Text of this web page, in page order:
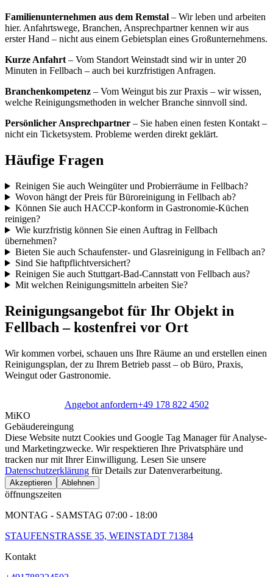
Familienunternehmen aus dem Remstal – Wir leben und arbeiten
hier. Anfahrtswege, Branchen, Ansprechpartner kennen wir aus
erster Hand – nicht aus einem Gebietsplan eines Großunternehmens.
Kurze Anfahrt – Vom Standort Weinstadt sind wir in unter 20
Minuten in Fellbach – auch bei kurzfristigen Anfragen.
Branchenkompetenz – Vom Weingut bis zur Praxis – wir wissen,
welche Reinigungsmethoden in welcher Branche sinnvoll sind.
Persönlicher Ansprechpartner – Sie haben einen festen Kontakt –
nicht ein Ticketsystem. Probleme werden direkt geklärt.
Häufige Fragen
Reinigen Sie auch Weingüter und Probierräume in Fellbach?
Wovon hängt der Preis für Büroreinigung in Fellbach ab?
Können Sie auch HACCP-konform in Gastronomie-Küchen
reinigen?
Wie kurzfristig können Sie einen Auftrag in Fellbach
übernehmen?
Bieten Sie auch Schaufenster- und Glasreinigung in Fellbach an?
Sind Sie haftpflichtversichert?
Reinigen Sie auch Stuttgart-Bad-Cannstatt von Fellbach aus?
Mit welchen Reinigungsmitteln arbeiten Sie?
Reinigungsangebot für Ihr Objekt in
Fellbach – kostenfrei vor Ort
Wir kommen vorbei, schauen uns Ihre Räume an und erstellen einen
Reinigungsplan, der zu Ihrem Betrieb passt – ob Büro, Praxis,
Weingut oder Gastronomie.
Angebot anfordern+49 178 822 4502
MiKO
Gebäudereingung
Diese Website nutzt Cookies und Google Tag Manager für Analyse-
und Marketingzwecke. Wir respektieren Ihre Privatsphäre und
tracken nur mit Ihrer Einwilligung. Lesen Sie unsere
Datenschutzerklärung für Details zur Datenverarbeitung.
Akzeptieren Ablehnen
öffnungszeiten
MONTAG - SAMSTAG 07:00 - 18:00
STAUFENSTRASSE 35, WEINSTADT 71384
Kontakt